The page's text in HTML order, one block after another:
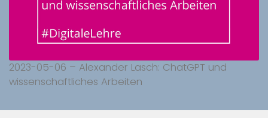
2023-05-06 – Alexander Lasch: ChatGPT und
wissenschaftliches Arbeiten